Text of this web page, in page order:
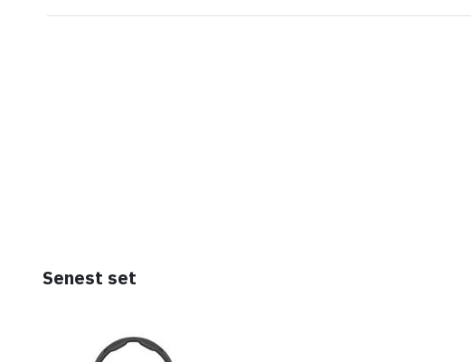
Senest set